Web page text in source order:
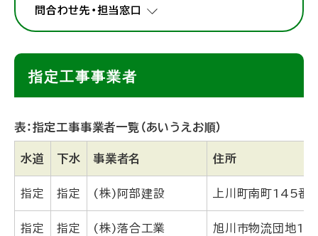
問合わせ先・担当窓口
指定工事事業者
表：指定工事事業者一覧（あいうえお順）
水道 下水 事業者名 住所
指定 指定 (株)阿部建設 上川町南町145番
指定 指定 (株)落合工業 旭川市物流団地1